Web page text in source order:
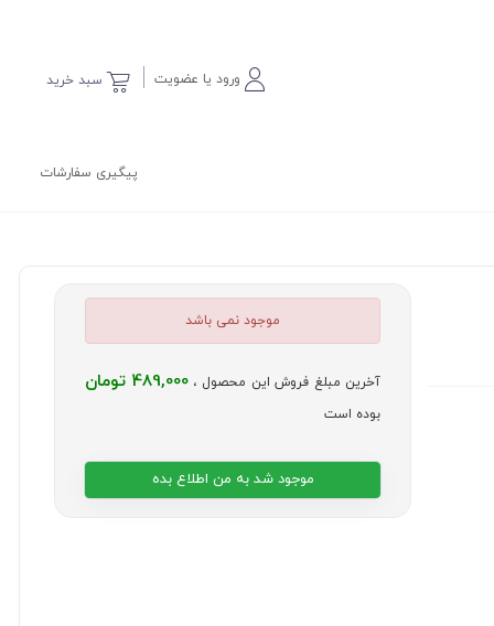
سبد خرید ورود یا عضویت
پیگیری سفارشات
موجود نمی باشد
آخرین مبلغ فروش این محصول ،489,000 تومان
بوده است
موجود شد به من اطلاع بده